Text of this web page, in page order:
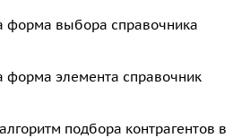
форма выбора справочника
форма элемента справочник
подбора контрагентов в